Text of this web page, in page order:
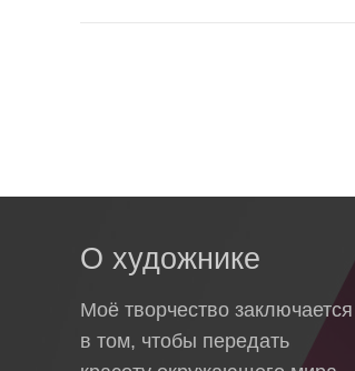
О художнике
Моё творчество заключается
в том, чтобы передать